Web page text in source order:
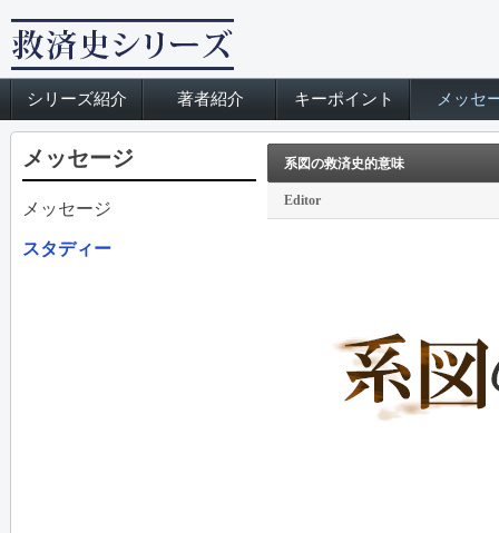
シリーズ紹介 著者紹介 キーポイント メッセ
メッセージ
メッセージ
スタディー
系図の救済史的意味
Editor